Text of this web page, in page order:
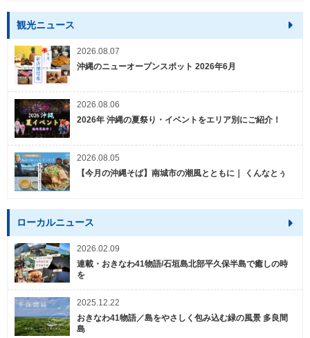
観光ニュース
2026.08.07
沖縄のニューオープンスポット 2026年6月
2026.08.06
2026年 沖縄の夏祭り・イベントをエリア別にご紹介！
2026.08.05
【今月の沖縄そば】南城市の潮風とともに｜ くんなとぅ
ローカルニュース
2026.02.09
連載・おきなわ41物語/石垣島北部平久保半島で癒しの時
を
2025.12.22
おきなわ41物語／島をやさしく包み込む緑の風景 多良間
島